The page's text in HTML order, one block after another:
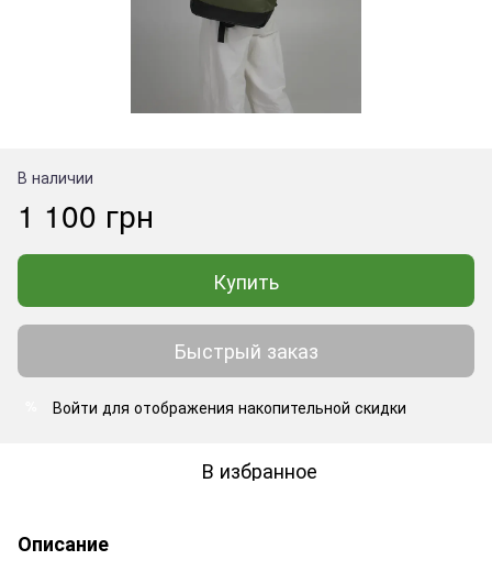
В наличии
1 100 грн
Купить
Быстрый заказ
Войти для отображения накопительной скидки
В избранное
Описание